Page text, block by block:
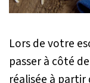
Lors de votre
passer à côté
réalisée à